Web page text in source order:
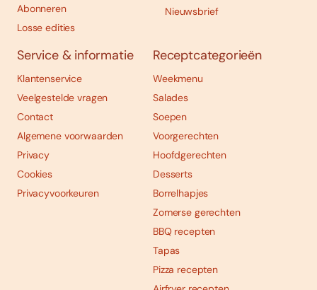
Abonneren
Losse edities
Nieuwsbrief
Service & informatie
Klantenservice
Veelgestelde vragen
Contact
Algemene voorwaarden
Privacy
Cookies
Privacyvoorkeuren
Receptcategorieën
Weekmenu
Salades
Soepen
Voorgerechten
Hoofdgerechten
Desserts
Borrelhapjes
Zomerse gerechten
BBQ recepten
Tapas
Pizza recepten